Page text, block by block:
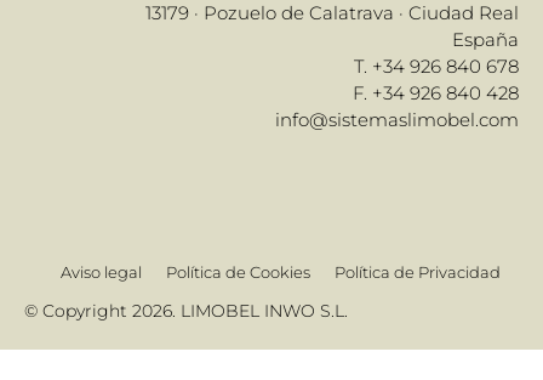
13179 · Pozuelo de Calatrava · Ciudad Real
España
T. +34 926 840 678
F. +34 926 840 428
info@sistemaslimobel.com
Aviso legal Política de Cookies Política de Privacidad
© Copyright 2026. LIMOBEL INWO S.L.